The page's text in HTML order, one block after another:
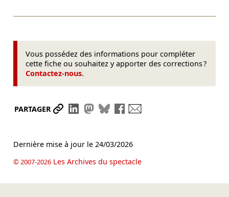
Vous possédez des informations pour compléter
cette fiche ou souhaitez y apporter des corrections ?
Contactez-nous.
PARTAGER Partager le lien
Partager sur LinkedIn
Partager sur Mastodon
Partager sur Bluesky
Partager sur Facebook
Dernière mise à jour le 24/03/2026
© 2007-2026Les Archives du spectacle